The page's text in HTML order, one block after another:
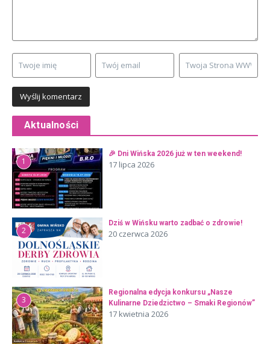
Aktualności
1
🎉 Dni Wińska 2026 już w ten weekend!
17 lipca 2026
2
Dziś w Wińsku warto zadbać o zdrowie!
20 czerwca 2026
3
Regionalna edycja konkursu „Nasze
Kulinarne Dziedzictwo – Smaki Regionów”
17 kwietnia 2026